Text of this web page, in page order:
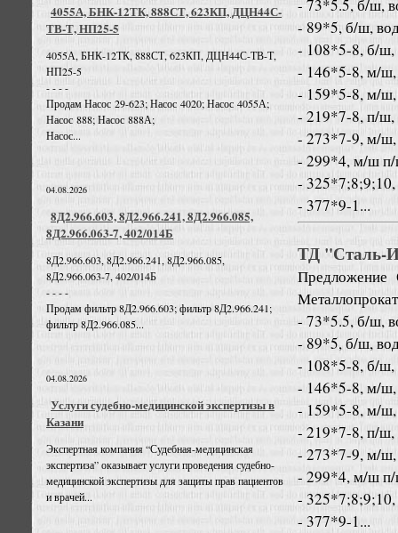
4055А, БНК-12ТК, 888СТ, 623КП, ДЦН44С-
ТВ-Т, НП25-5
4055А, БНК-12ТК, 888СТ, 623КП, ДЦН44С-ТВ-Т,
НП25-5
- - - -
Продам Насос 29-623; Насос 4020; Насос 4055А;
Насос 888; Насос 888А;
Насос...
04.08.2026
8Д2.966.603, 8Д2.966.241, 8Д2.966.085,
8Д2.966.063-7, 402/014Б
8Д2.966.603, 8Д2.966.241, 8Д2.966.085,
8Д2.966.063-7, 402/014Б
- - - -
Продам фильтр 8Д2.966.603; фильтр 8Д2.966.241;
фильтр 8Д2.966.085...
04.08.2026
Услуги судебно-медицинской экспертизы в
Казани
Экспертная компания “Судебная-медицинская
экспертиза” оказывает услуги проведения судебно-
медицинской экспертизы для защиты прав пациентов
и врачей...
- 73*5.5, б/ш,
- 89*5, б/ш,
- 108*5-8, б/ш,
- 146*5-8, м/ш,
- 159*5-8, м/ш,
- 219*7-8, п/ш,
- 273*7-9, м/ш,
- 299*4, м/ш п/
-
- 377*9-1...
ТД "Сталь-
Предложение
- 73*5.5, б/ш,
- 89*5, б/ш,
- 108*5-8, б/ш,
- 146*5-8, м/ш,
- 159*5-8, м/ш,
- 219*7-8, п/ш,
- 273*7-9, м/ш,
- 299*4, м/ш п/
-
- 377*9-1...